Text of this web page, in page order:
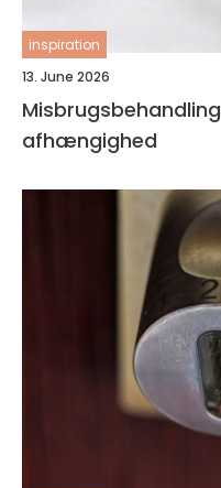
inspiration
13. June 2026
Misbrugsbehandling vejen til et liv uden
afhængighed